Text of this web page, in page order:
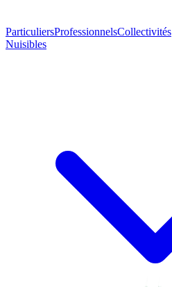
ParticuliersProfessionnelsCollectivités
Nuisibles